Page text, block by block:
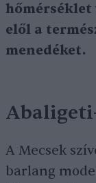
elől a
menedéket.
A Mecsek
barlang